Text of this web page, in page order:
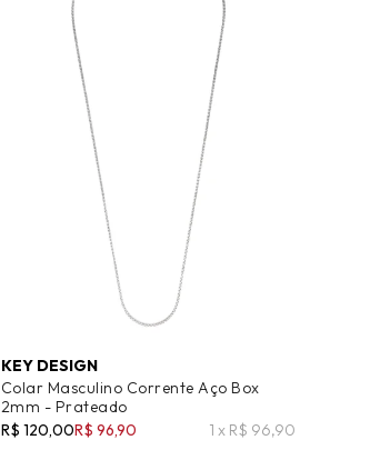
KEY DESIGN
Colar Masculino Corrente Aço Box
2mm - Prateado
R$ 120,00R$ 96,90 1 x R$ 96,90